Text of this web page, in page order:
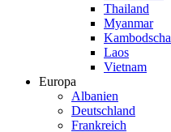
Thailand
Myanmar
Kambodscha
Laos
Vietnam
Europa
Albanien
Deutschland
Frankreich